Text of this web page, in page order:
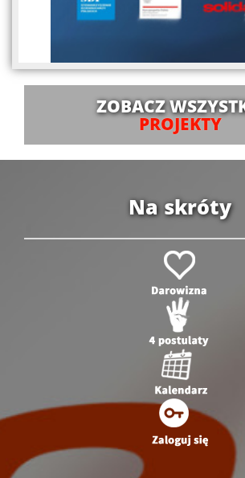
ZOBACZ
PROJEKTY
Na skróty